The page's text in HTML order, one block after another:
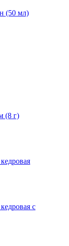
(50 мл)
(8 г)
с